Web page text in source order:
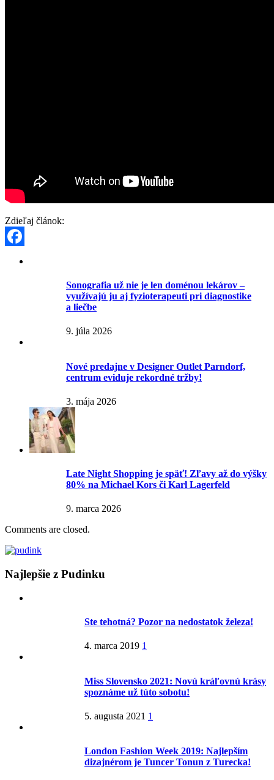
Zdieľaj článok:
Sonografia už nie je len doménou lekárov –
využívajú ju aj fyzioterapeuti pri diagnostike
a liečbe
9. júla 2026
Nové predajne v Designer Outlet Parndorf,
centrum eviduje rekordné tržby!
3. mája 2026
Late Night Shopping je späť! Zľavy až do výšky
80% na Michael Kors či Karl Lagerfeld
9. marca 2026
Comments are closed.
Najlepšie z Pudinku
Ste tehotná? Pozor na nedostatok železa!
4. marca 2019 1
Miss Slovensko 2021: Novú kráľovnú krásy
spoznáme už túto sobotu!
5. augusta 2021 1
London Fashion Week 2019: Najlepším
dizajnérom je Tuncer Tonun z Turecka!